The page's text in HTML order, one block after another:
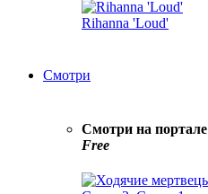
Rihanna 'Loud'
Смотри
Смотри на портале
Free